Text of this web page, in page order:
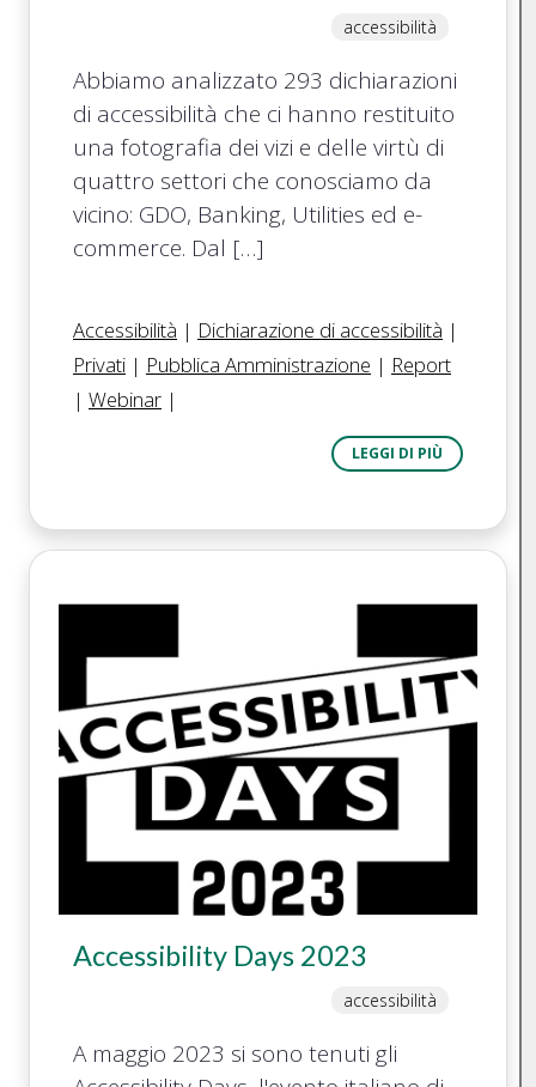
accessibilità
Abbiamo analizzato 293 dichiarazioni
di accessibilità che ci hanno restituito
una fotografia dei vizi e delle virtù di
quattro settori che conosciamo da
vicino: GDO, Banking, Utilities ed e-
commerce. Dal […]
Accessibilità | Dichiarazione di accessibilità |
Privati | Pubblica Amministrazione | Report
| Webinar |
LEGGI DI PIÙ
Accessibility Days 2023
accessibilità
A maggio 2023 si sono tenuti gli